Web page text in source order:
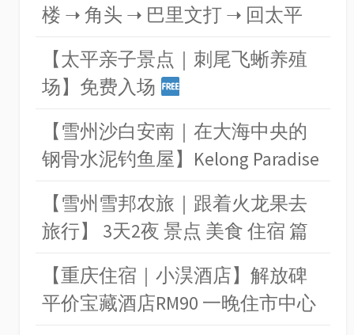
楼 ➝ 角头 ➝ 巴里文打 ➝ 回太平
【太平亲子景点｜刺尾飞蜥养殖
场】免费入场
【雪州沙白安南｜在大海中央的
钢骨水泥钓鱼屋】Kelong Paradise
【雪州雪邦农旅｜跟着火龙果去
旅行】 3天2夜 景点 美食 住宿 篇
【重庆住宿｜小淏酒店】解放碑
平价宝藏酒店RM90 一晚住市中心